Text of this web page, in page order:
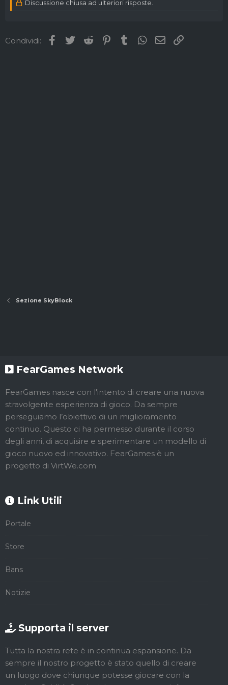
Discussione chiusa ad ulteriori risposte.
Condividi: Facebook
TwitterReddit PinterestTumblrWhatsApp
Email
Sezione SkyBlock
FearGames Network
FearGames nasce con l'intento di creare una nuova
stravolgente esperienza di gioco. Da sempre
perseguiamo l’obiettivo di un miglioramento
continuo. Questo ci ha permesso durante il corso
degli anni, di acquisire e sperimentare un modello di
gioco nuovo ed innovativo. FearGames è un
progetto di VirtWe.com
Link Utili
Portale
Store
Bans
Notizie
Supporta il server
Tutta la nostra rete è in continua espansione. Da
sempre il nostro progetto è stato quello di creare
un luogo dove chiunque potesse giocare con la